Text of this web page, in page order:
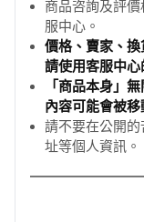
商品咨詢及評
服中心。
價格、賣家、
請使用客服中
「商品本身」
內容可能會被
請不要在公開
址等個人資訊。